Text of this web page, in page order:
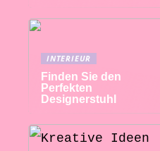
INTERIEUR
Finden Sie den
Perfekten
Designerstuhl